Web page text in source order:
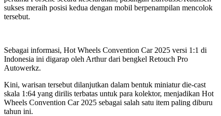
sukses meraih posisi kedua dengan mobil berpenampilan mencolok
tersebut.
Sebagai informasi, Hot Wheels Convention Car 2025 versi 1:1 di
Indonesia ini digarap oleh Arthur dari bengkel Retouch Pro
Autowerkz.
Kini, warisan tersebut dilanjutkan dalam bentuk miniatur die-cast
skala 1:64 yang dirilis terbatas untuk para kolektor, menjadikan Hot
Wheels Convention Car 2025 sebagai salah satu item paling diburu
tahun ini.